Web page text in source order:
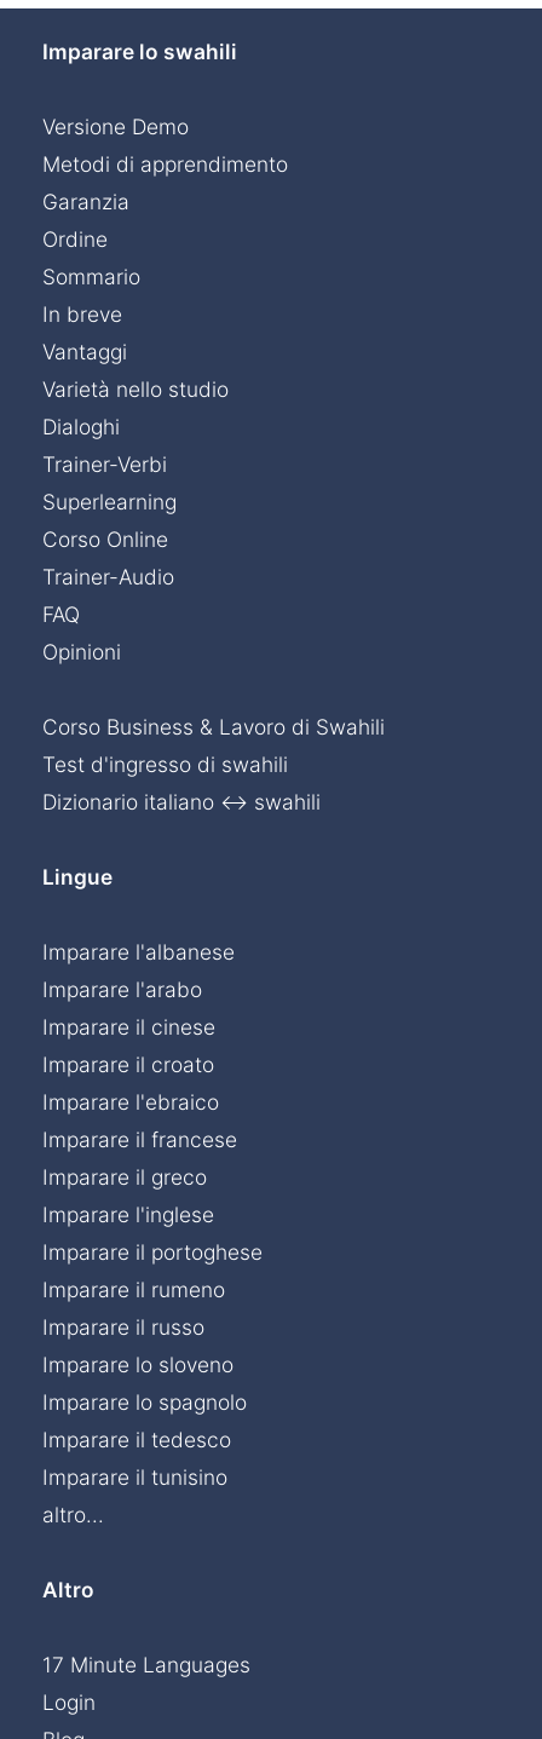
Imparare lo swahili
Versione Demo
Metodi di apprendimento
Garanzia
Ordine
Sommario
In breve
Vantaggi
Varietà nello studio
Dialoghi
Trainer-Verbi
Superlearning
Corso Online
Trainer-Audio
FAQ
Opinioni
Corso Business & Lavoro di Swahili
Test d'ingresso di swahili
Dizionario italiano ↔ swahili
Lingue
Imparare l'albanese
Imparare l'arabo
Imparare il cinese
Imparare il croato
Imparare l'ebraico
Imparare il francese
Imparare il greco
Imparare l'inglese
Imparare il portoghese
Imparare il rumeno
Imparare il russo
Imparare lo sloveno
Imparare lo spagnolo
Imparare il tedesco
Imparare il tunisino
altro...
Altro
17 Minute Languages
Login